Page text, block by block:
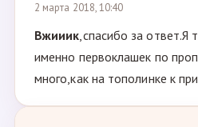
2 марта 2018, 10:40
Вжииик,спасибо за ответ.Я
именно первоклашек по
много,как на тополинке к